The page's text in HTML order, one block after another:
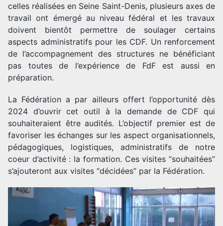
celles réalisées en Seine Saint-Denis, plusieurs axes de
travail ont émergé au niveau fédéral et les travaux
doivent bientôt permettre de soulager certains
aspects administratifs pour les CDF. Un renforcement
de l’accompagnement des structures ne bénéficiant
pas toutes de l’expérience de FdF est aussi en
préparation.
La Fédération a par ailleurs offert l’opportunité dès
2024 d’ouvrir cet outil à la demande de CDF qui
souhaiteraient être audités. L’objectif premier est de
favoriser les échanges sur les aspect organisationnels,
pédagogiques, logistiques, administratifs de notre
coeur d’activité : la formation. Ces visites “souhaitées”
s’ajouteront aux visites “décidées” par la Fédération.